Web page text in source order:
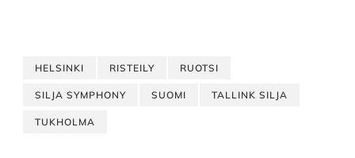
HELSINKI RISTEILY RUOTSI
SILJA SYMPHONY SUOMI TALLINK SILJA
TUKHOLMA